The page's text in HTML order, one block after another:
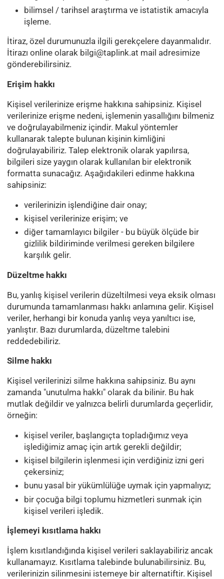
bilimsel / tarihsel araştırma ve istatistik amacıyla
işleme.
İtiraz, özel durumunuzla ilgili gerekçelere dayanmalıdır.
İtirazı online olarak bilgi@taplink.at mail adresimize
gönderebilirsiniz.
Erişim hakkı
Kişisel verilerinize erişme hakkına sahipsiniz. Kişisel
verilerinize erişme nedeni, işlemenin yasallığını bilmeniz
ve doğrulayabilmeniz içindir. Makul yöntemler
kullanarak talepte bulunan kişinin kimliğini
doğrulayabiliriz. Talep elektronik olarak yapılırsa,
bilgileri size yaygın olarak kullanılan bir elektronik
formatta sunacağız. Aşağıdakileri edinme hakkına
sahipsiniz:
verilerinizin işlendiğine dair onay;
kişisel verilerinize erişim; ve
diğer tamamlayıcı bilgiler - bu büyük ölçüde bir
gizlilik bildiriminde verilmesi gereken bilgilere
karşılık gelir.
Düzeltme hakkı
Bu, yanlış kişisel verilerin düzeltilmesi veya eksik olması
durumunda tamamlanması hakkı anlamına gelir. Kişisel
veriler, herhangi bir konuda yanlış veya yanıltıcı ise,
yanlıştır. Bazı durumlarda, düzeltme talebini
reddedebiliriz.
Silme hakkı
Kişisel verilerinizi silme hakkına sahipsiniz. Bu aynı
zamanda "unutulma hakkı" olarak da bilinir. Bu hak
mutlak değildir ve yalnızca belirli durumlarda geçerlidir,
örneğin:
kişisel veriler, başlangıçta topladığımız veya
işlediğimiz amaç için artık gerekli değildir;
kişisel bilgilerin işlenmesi için verdiğiniz izni geri
çekersiniz;
bunu yasal bir yükümlülüğe uymak için yapmalıyız;
bir çocuğa bilgi toplumu hizmetleri sunmak için
kişisel verileri işledik.
İşlemeyi kısıtlama hakkı
İşlem kısıtlandığında kişisel verileri saklayabiliriz ancak
kullanamayız. Kısıtlama talebinde bulunabilirsiniz. Bu,
verilerinizin silinmesini istemeye bir alternatiftir. Kişisel